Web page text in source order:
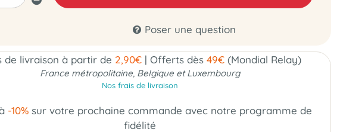
Poser une question
de livraison à partir de 2,90€ | Offerts dès 49€ (Mondial Relay)
France métropolitaine, Belgique et Luxembourg
Nos frais de livraison
-10%sur votre prochaine commande avec notre programme de
fidélité